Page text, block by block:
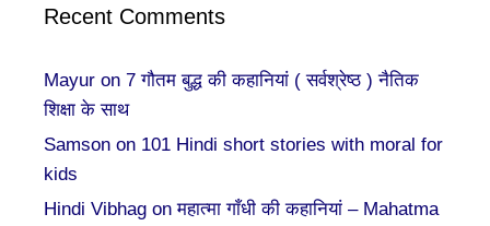
Recent Comments
Mayur on 7 गौतम बुद्ध की कहानियां ( सर्वश्रेष्ठ ) नैतिक
शिक्षा के साथ
Samson on 101 Hindi short stories with moral for
kids
Hindi Vibhag onमहात्मा गाँधी की कहानियां – Mahatma